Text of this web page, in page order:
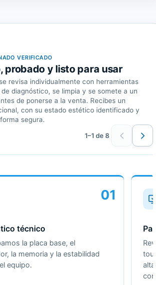
VERIFICADO
probado y listo para usar
revisa individualmente con herramientas
diagnóstico, se limpia y se somete a un
de ponerse a la venta. Recibes un
con su estado estético identificado y
segura.
1–1 de 8
01
técnico
la placa base, el
la memoria y la estabilidad
equipo.